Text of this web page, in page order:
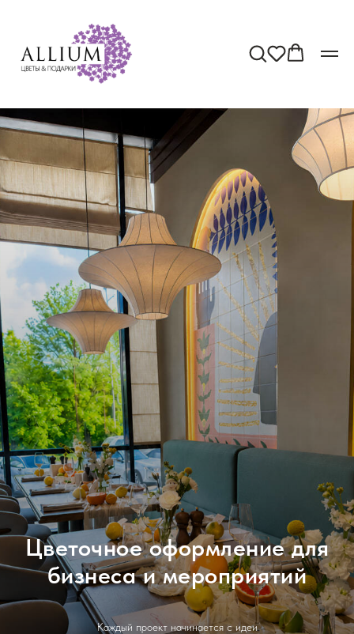
Цветочное оформление для
бизнеса и мероприятий
Каждый проект начинается с идеи